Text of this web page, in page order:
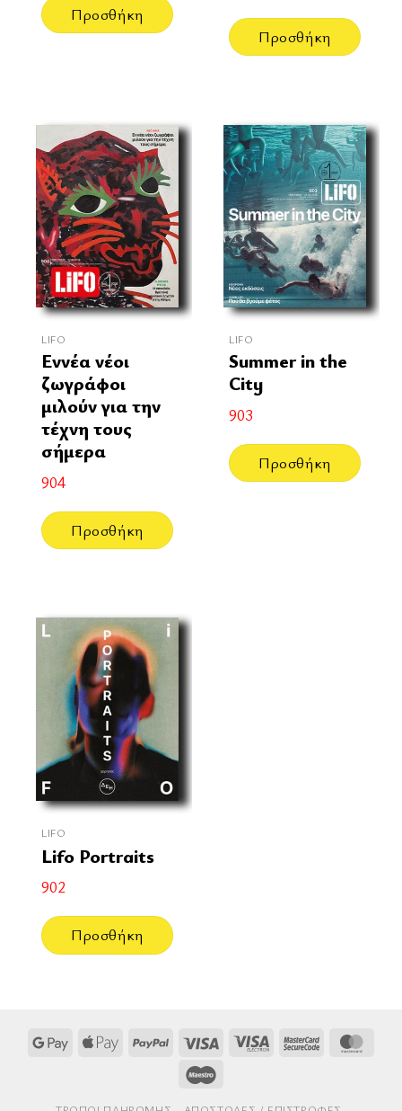
Προσθήκη
Προσθήκη
LIFO
Εννέα νέοι
ζωγράφοι
μιλούν για την
τέχνη τους
σήμερα
904
Προσθήκη
LIFO
Summer in the
City
903
Προσθήκη
LIFO
Lifo Portraits
902
Προσθήκη
Google Apple
PayPal Visa
Visa
MasterCard